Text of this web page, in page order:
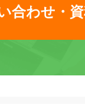
合わせ・